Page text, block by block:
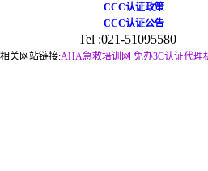
CCC认证政策
CCC认证公告
Tel :021-51095580
相关网站链接:AHA急救培训网 免办3C认证代理